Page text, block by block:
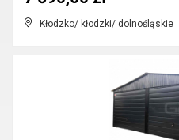
Kłodzko/ kłodzki/ dolnośląskie